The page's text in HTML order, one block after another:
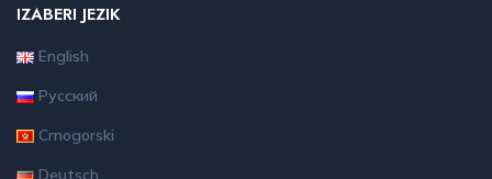
IZABERI JEZIK
English
Русский
Crnogorski
Deutsch